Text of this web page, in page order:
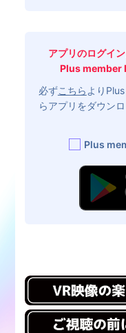
アプリのログイ
Plus member
必ずこちら より
らアプリをダウン
Plus